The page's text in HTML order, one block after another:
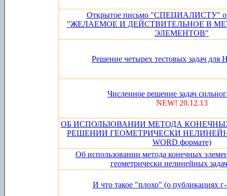
Открытое письмо "СПЕЦИАЛИСТУ"
"ЖЕЛАЕМОЕ И ДЕЙСТВИТЕЛЬНОЕ В
ЭЛЕМЕНТОВ"
Решение четырех тестовых задач для
Численное решение задач
NEW! 20.12.13
ОБ ИСПОЛЬЗОВАНИИ МЕТОДА
РЕШЕНИИ ГЕОМЕТРИЧЕСКИ
WORD формате)
Об использовании метода конечных
геометрически нелинейных
И что такое "плохо" (о публикациях